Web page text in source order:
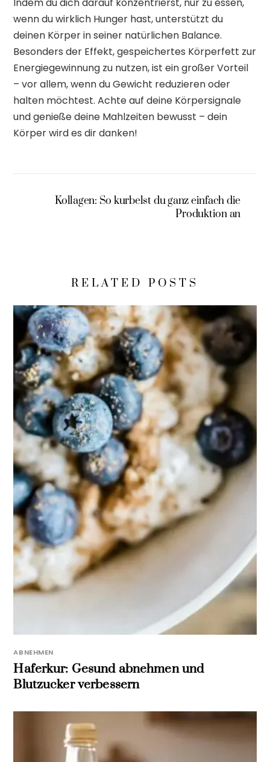
wenn du wirklich Hunger hast, unterstützt du
deinen Körper in seiner natürlichen Balance.
Besonders der Effekt, gespeichertes Körperfett zur
Energiegewinnung zu nutzen, ist ein großer Vorteil
– vor allem, wenn du Gewicht reduzieren oder
halten möchtest. Achte auf deine Körpersignale
und genieße deine Mahlzeiten bewusst – dein
Körper wird es dir danken!
Kollagen: So kurbelst du ganz einfach die
Produktion an
RELATED POSTS
ABNEHMEN
Haferkur: Gesund abnehmen und
Blutzucker verbessern